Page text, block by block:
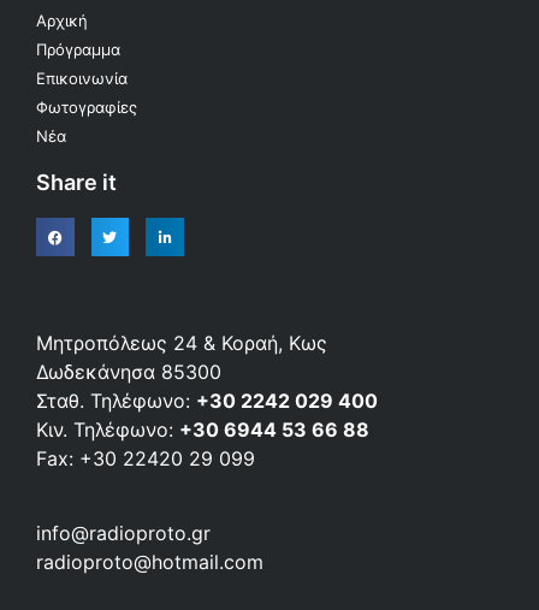
Αρχική
Πρόγραμμα
Επικοινωνία
Φωτογραφίες
Νέα
Share it
Μητροπόλεως 24 & Κοραή, Κως
Δωδεκάνησα 85300
Σταθ. Τηλέφωνο: +30 2242 029 400
Κιν. Τηλέφωνο: +30 6944 53 66 88
Fax: +30 22420 29 099
info@radioproto.gr
radioproto@hotmail.com